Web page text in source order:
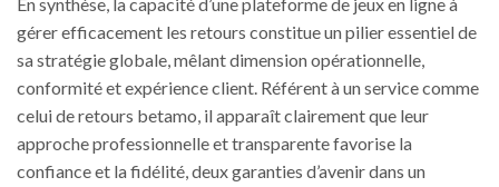
gérer efficacement les retours constitue un pilier essentiel de
sa stratégie globale, mêlant dimension opérationnelle,
conformité et expérience client. Référent à un service comme
celui de retours betamo, il apparaît clairement que leur
approche professionnelle et transparente favorise la
confiance et la fidélité, deux garanties d’avenir dans un